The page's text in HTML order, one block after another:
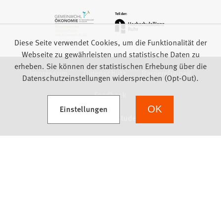
Impressum Datenschutz
Barrierefreiheit
Feedback
Diese Seite verwendet Cookies, um die Funktionalität der
Webseite zu gewährleisten und statistische Daten zu
erheben. Sie können der statistischen Erhebung über die
Datenschutzeinstellungen widersprechen (Opt-Out).
Einstellungen
(Öffnet in einem neuen Tab) OK